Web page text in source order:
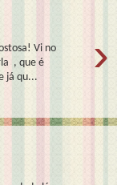
›
Vi no
, que é
já qu...